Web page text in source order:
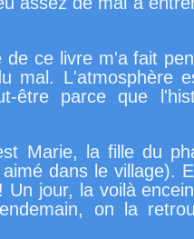
de ce livre m'a fait
mal. L'atmosphère
être parce que
Marie, la fille du
dans le village).
Un jour, la voilà
on la